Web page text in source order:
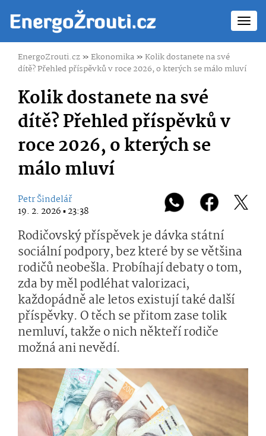
EnergoZrouti.cz»Ekonomika»Kolik dostanete na své
dítě? Přehled příspěvků v roce 2026, o kterých se málo mluví
Kolik dostanete na své
dítě? Přehled příspěvků v
roce 2026, o kterých se
málo mluví
Petr Šindelář
19. 2. 2026 ▪ 23:38
Rodičovský příspěvek je dávka státní
sociální podpory, bez které by se většina
rodičů neobešla. Probíhají debaty o tom,
zda by měl podléhat valorizaci,
každopádně ale letos existují také další
příspěvky. O těch se přitom zase tolik
nemluví, takže o nich někteří rodiče
možná ani nevědí.